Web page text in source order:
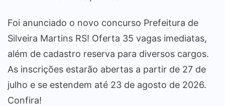
Foi anunciado o novo concurso Prefeitura de
Silveira Martins RS! Oferta 35 vagas imediatas,
além de cadastro reserva para diversos cargos.
As inscrições estarão abertas a partir de 27 de
julho e se estendem até 23 de agosto de 2026.
Confira!